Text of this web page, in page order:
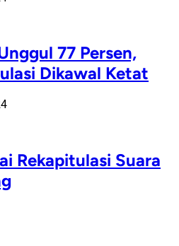
77 Persen,
Dikawal Ketat
Rekapitulasi Suara